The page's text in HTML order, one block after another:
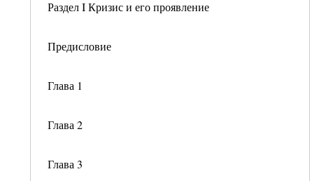
Раздел I Кризис и его проявление
Предисловие
Глава 1
Глава 2
Глава 3